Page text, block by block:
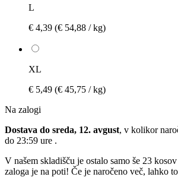
L
€ 4,39 (€ 54,88 / kg)
XL
€ 5,49 (€ 45,75 / kg)
Na zalogi
Dostava do sreda, 12. avgust, v kolikor
do 23:59 ure .
V našem skladišču je ostalo samo še 23
zaloga je na poti! Če je naročeno več, lahko